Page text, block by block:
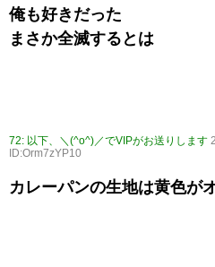
俺も好きだった
まさか全滅するとは
72: 以下、＼(^o^)／でVIPがお送りします
ID:Orm7zYP10
カレーパンの生地は黄色が